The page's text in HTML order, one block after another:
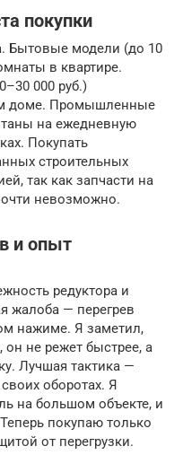
покупки
Бытовые модели (до 10
в квартире.
000 руб.)
доме. Промышленные
на ежедневную
Покупать
строительных
так как запчасти на
невозможно.
и опыт
редуктора и
жалоба — перегрев
нажиме. Я заметил,
он не режет быстрее, а
Лучшая тактика —
оборотах. Я
на большом объекте, и
покупаю только
от перегрузки.